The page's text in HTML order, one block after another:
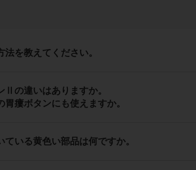
を教えてください。
の違いはありますか。
瘻ボタンにも使えますか。
いる黄色い部品は何ですか。